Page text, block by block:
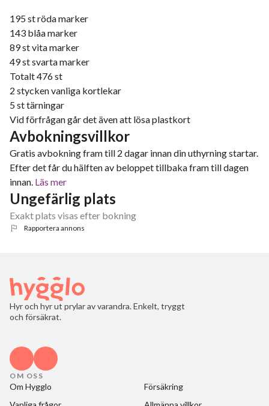
195 st röda marker
143 blåa marker
89 st vita marker
49 st svarta marker
Totalt 476 st
2 stycken vanliga kortlekar
5 st tärningar
Vid förfrågan går det även att lösa plastkort
Avbokningsvillkor
Gratis avbokning fram till 2 dagar innan din uthyrning startar.
Efter det får du hälften av beloppet tillbaka fram till dagen
innan. Läs mer
Ungefärlig plats
Exakt plats visas efter bokning
Rapportera annons
Hyr och hyr ut prylar av varandra. Enkelt, tryggt
och försäkrat.
OM OSS
Om Hygglo
Försäkring